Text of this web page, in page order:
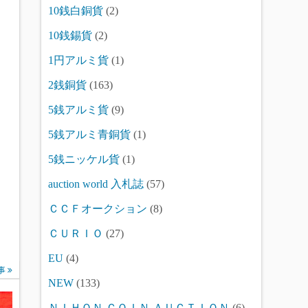
10銭白銅貨 (2)
10銭錫貨 (2)
1円アルミ貨 (1)
2銭銅貨 (163)
5銭アルミ貨 (9)
5銭アルミ青銅貨 (1)
5銭ニッケル貨 (1)
auction world 入札誌 (57)
ＣＣＦオークション (8)
ＣＵＲＩＯ (27)
EU (4)
NEW (133)